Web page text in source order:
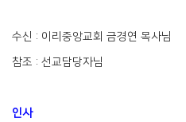
수신 : 이리중앙교회 금경연 목사님
참조 : 선교담당자님
인사